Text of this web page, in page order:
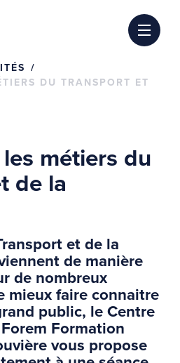
DU TRANSPORT ET
métiers du
de la
et de la
de manière
de nombreux
mieux faire connaitre
public, le Centre
Formation
vous propose